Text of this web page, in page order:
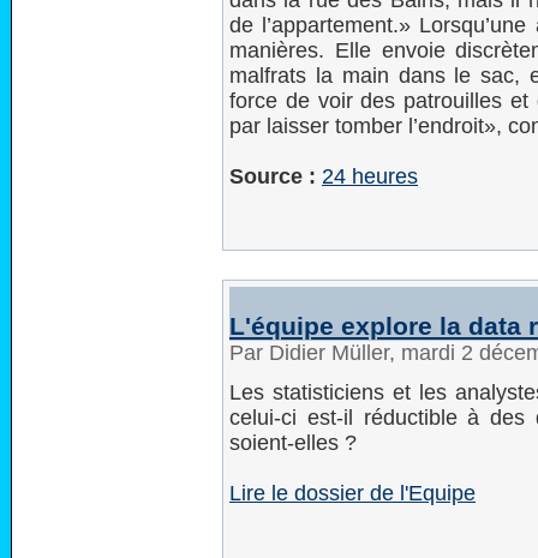
de l’appartement.»
manières. Elle envoie
malfrats la main dans le sac,
force de voir des patrouilles et
par laisser tomber l’endroit»,
Source : 24 heures
L'équipe explore la data
Par Didier Müller, mardi 2
Les statisticiens et les
celui-ci est-il réductible à des
soient-elles ?
Lire le dossier de l'Equipe